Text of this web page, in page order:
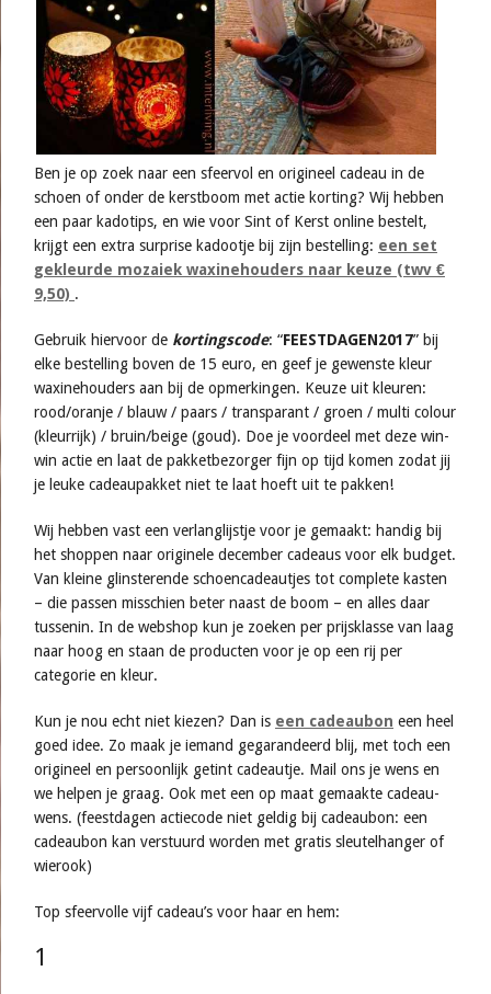
Ben je op zoek naar een sfeervol en origineel cadeau in de
schoen of onder de kerstboom met actie korting? Wij hebben
een paar kadotips, en wie voor Sint of Kerst online bestelt,
krijgt een extra surprise kadootje bij zijn bestelling: een set
gekleurde mozaiek waxinehouders naar keuze (twv €
9,50) .
Gebruik hiervoor de kortingscode: “FEESTDAGEN2017” bij
elke bestelling boven de 15 euro, en geef je gewenste kleur
waxinehouders aan bij de opmerkingen. Keuze uit kleuren:
rood/oranje / blauw / paars / transparant / groen / multi colour
(kleurrijk) / bruin/beige (goud). Doe je voordeel met deze win-
win actie en laat de pakketbezorger fijn op tijd komen zodat jij
je leuke cadeaupakket niet te laat hoeft uit te pakken!
Wij hebben vast een verlanglijstje voor je gemaakt: handig bij
het shoppen naar originele december cadeaus voor elk budget.
Van kleine glinsterende schoencadeautjes tot complete kasten
– die passen misschien beter naast de boom – en alles daar
tussenin. In de webshop kun je zoeken per prijsklasse van laag
naar hoog en staan de producten voor je op een rij per
categorie en kleur.
Kun je nou echt niet kiezen? Dan is een cadeaubon een heel
goed idee. Zo maak je iemand gegarandeerd blij, met toch een
origineel en persoonlijk getint cadeautje. Mail ons je wens en
we helpen je graag. Ook met een op maat gemaakte cadeau-
wens. (feestdagen actiecode niet geldig bij cadeaubon: een
cadeaubon kan verstuurd worden met gratis sleutelhanger of
wierook)
Top sfeervolle vijf cadeau’s voor haar en hem:
1